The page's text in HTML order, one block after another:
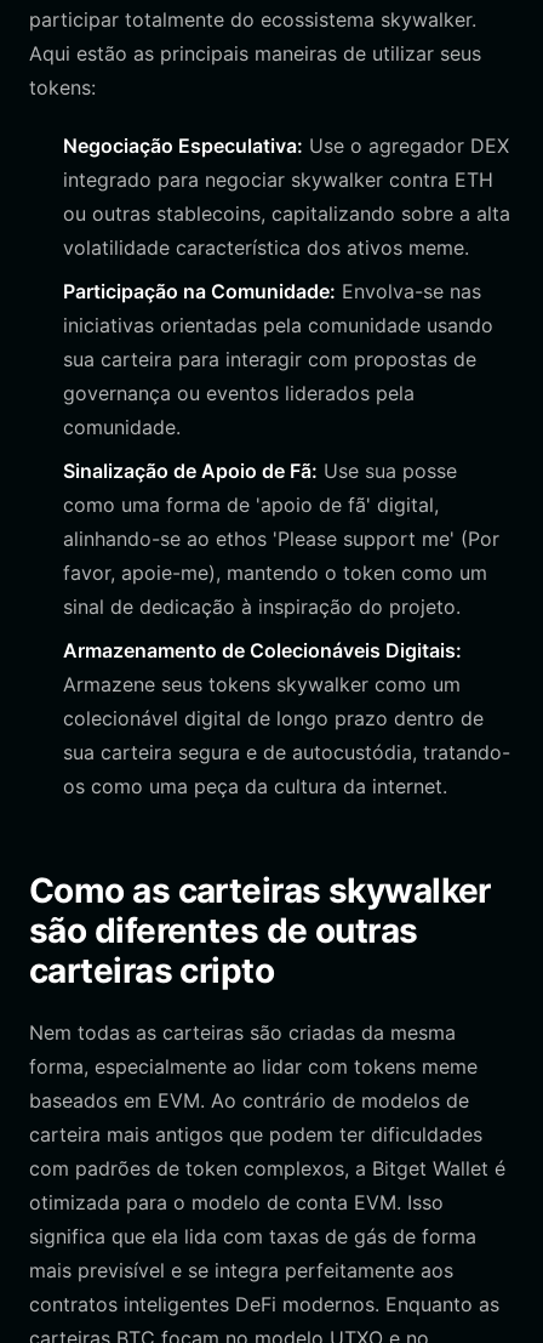
participar totalmente do ecossistema skywalker.
Aqui estão as principais maneiras de utilizar seus
tokens:
Negociação Especulativa: Use o agregador DEX
integrado para negociar skywalker contra ETH
ou outras stablecoins, capitalizando sobre a alta
volatilidade característica dos ativos meme.
Participação na Comunidade: Envolva-se nas
iniciativas orientadas pela comunidade usando
sua carteira para interagir com propostas de
governança ou eventos liderados pela
comunidade.
Sinalização de Apoio de Fã: Use sua posse
como uma forma de 'apoio de fã' digital,
alinhando-se ao ethos 'Please support me' (Por
favor, apoie-me), mantendo o token como um
sinal de dedicação à inspiração do projeto.
Armazenamento de Colecionáveis Digitais:
Armazene seus tokens skywalker como um
colecionável digital de longo prazo dentro de
sua carteira segura e de autocustódia, tratando-
os como uma peça da cultura da internet.
Como as carteiras skywalker
são diferentes de outras
carteiras cripto
Nem todas as carteiras são criadas da mesma
forma, especialmente ao lidar com tokens meme
baseados em EVM. Ao contrário de modelos de
carteira mais antigos que podem ter dificuldades
com padrões de token complexos, a Bitget Wallet é
otimizada para o modelo de conta EVM. Isso
significa que ela lida com taxas de gás de forma
mais previsível e se integra perfeitamente aos
contratos inteligentes DeFi modernos. Enquanto as
carteiras BTC focam no modelo UTXO e no